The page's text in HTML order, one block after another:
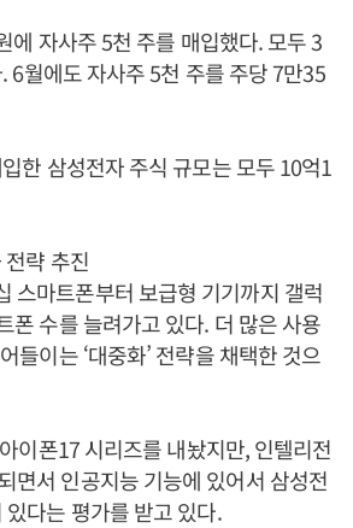
에 자사주 5천 주를 매입했다. 모두 3
6월에도 자사주 5천 주를 주당 7만35
한 삼성전자 주식 규모는 모두 10억1
략 추진
스마트폰부터 보급형 기기까지 갤럭
폰 수를 늘려가고 있다. 더 많은 사용
들이는 ‘대중화’ 전략을 채택한 것으
이폰17 시리즈를 내놨지만, 인텔리전
면서 인공지능 기능에 있어서 삼성전
다는 평가를 받고 있다.